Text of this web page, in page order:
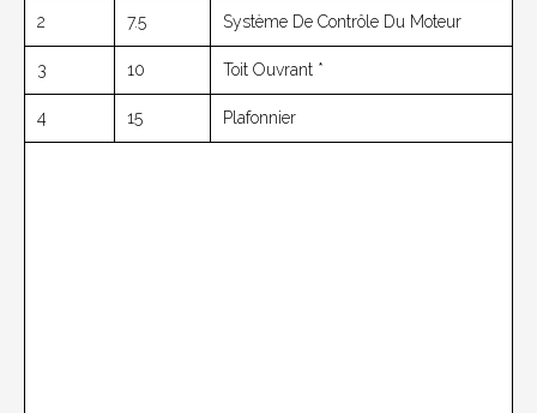
2 7.5 Système De Contrôle Du Moteur
3 10 Toit Ouvrant *
4 15 Plafonnier